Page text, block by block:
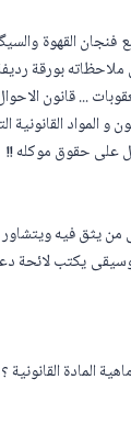
القهوة
بورقة
... قانون
المواد القانونية
على حقوق موكله !!
من يثق فيه
يكتب لائحة
المادة القانونية